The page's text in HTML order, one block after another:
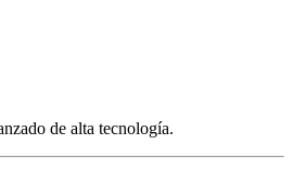
de alta tecnología.